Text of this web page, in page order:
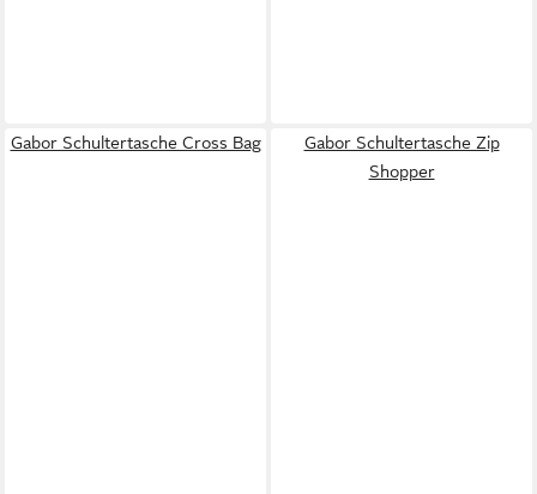
Gabor Schultertasche Cross Bag
Gabor Schultertasche Zip
Shopper